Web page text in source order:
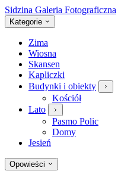
Sidzina Galeria Fotograficzna
Kategorie
Zima
Wiosna
Skansen
Kapliczki
Budynki i obiekty
Kościół
Lato
Pasmo Polic
Domy
Jesień
Opowieści